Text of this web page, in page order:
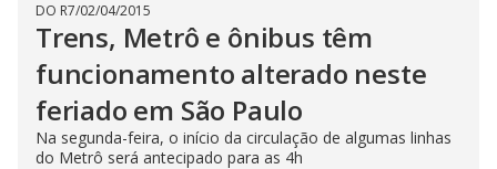
DO R7/02/04/2015
Trens, Metrô e ônibus têm
funcionamento alterado neste
feriado em São Paulo
Na segunda-feira, o início da circulação de algumas linhas
do Metrô será antecipado para as 4h